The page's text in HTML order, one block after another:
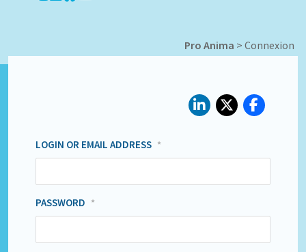
Pro Anima > Connexion
LOGIN OR EMAIL ADDRESS *
PASSWORD *